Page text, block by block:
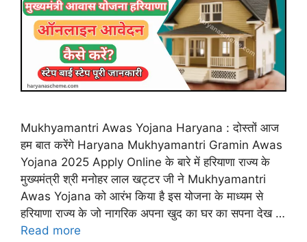
Mukhyamantri Awas Yojana Haryana : दोस्तों आज
हम बात करेंगे Haryana Mukhyamantri Gramin Awas
Yojana 2025 Apply Online के बारे में हरियाणा राज्य के
मुख्यमंत्री श्री मनोहर लाल खट्टर जी ने Mukhyamantri
Awas Yojana को आरंभ किया है इस योजना के माध्यम से
हरियाणा राज्य के जो नागरिक अपना खुद का घर का सपना देख …
Read more